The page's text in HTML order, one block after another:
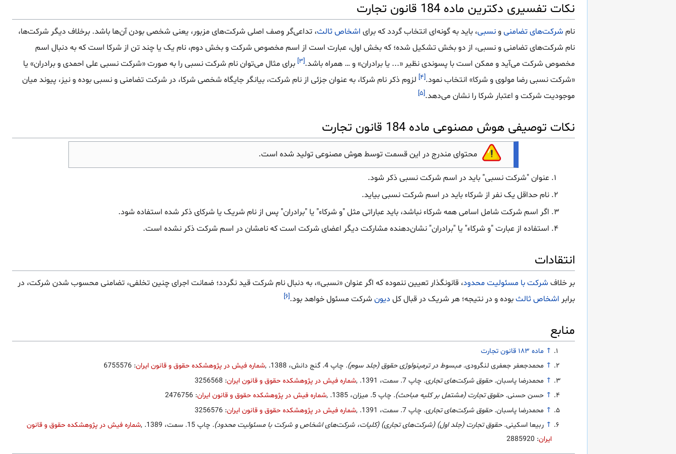
نکات تفسیری دکترین ماده 184 قانون تجارت
نام شرکت‌های تضامنی ونسبی، باید به گونه‌ای انتخاب گردد که برای اشخاص ثالث، تداعی‌گر وصف اصلی شرکت‌های مزبور، یعنی شخصی بودن آن‌ها باشد. برخلاف دیگر شرکت‌ها،
نام شرکت‌های تضامنی و نسبی، از دو بخش تشکیل شده؛ که بخش اول، عبارت است از اسم مخصوص شرکت و بخش دوم، نام یک یا چند تن از شرکا است که به دنبال اسم
مخصوص شرکت می‌آید و ممکن است با پسوندی نظیر «... یا برادران» و … همراه باشد.[۳]
برای مثال می‌توان نام شرکت نسبی را به صورت «شرکت نسبی علی احمدی و برادران» یا
«شرکت نسبی رضا مولوی و شرکا» انتخاب نمود.[۴]
لزوم ذکر نام شرکا، به عنوان جزئی از نام شرکت، بیانگر جایگاه شخصی شرکا، در شرکت تضامنی و نسبی بوده و نیز، پیوند میان
موجودیت شرکت و اعتبار شرکا را نشان می‌دهد.[۵]
نکات توصیفی هوش مصنوعی ماده 184 قانون تجارت
محتوای مندرج در این قسمت توسط هوش مصنوعی تولید شده است.
عنوان "شرکت نسبی" باید در اسم شرکت نسبی ذکر شود.
نام حداقل یک نفر از شرکاء باید در اسم شرکت نسبی بیاید.
اگر اسم شرکت شامل اسامی همه شرکاء نباشد، باید عباراتی مثل "و شرکاء" یا "برادران" پس از نام شریک یا شرکای ذکر شده استفاده شود.
استفاده از عبارت "و شرکاء" یا "برادران" نشان‌دهنده مشارکت دیگر اعضای شرکت است که نامشان در اسم شرکت ذکر نشده است.
انتقادات
بر خلاف شرکت با مسئولیت محدود، قانونگذار تعیین ننموده که اگر عنوان «نسبی»، به دنبال نام شرکت قید نگردد؛ ضمانت اجرای چنین تخلفی، تضامنی محسوب شدن شرکت، در
برابر اشخاص ثالثبوده و در نتیجه؛ هر شریک در قبال کل دیون شرکت مسئول خواهد بود.[۶]
منابع
↑ ماده ۱۸۳ قانون تجارت
↑ محمدجعفر جعفری لنگرودی.مبسوط در ترمینولوژی حقوق (جلد سوم). چاپ 4. گنج دانش، 1388. ,شماره فیش در پژوهشکده حقوق و قانون ایران: 6755576
↑ محمدرضا پاسبان.حقوق شرکت‌های تجاری. چاپ 7. سمت، 1391. ,شماره فیش در پژوهشکده حقوق و قانون ایران: 3256568
↑ حسن حسنی.حقوق تجارت (مشتمل بر کلیه مباحث). چاپ 5. میزان، 1385. ,شماره فیش در پژوهشکده حقوق و قانون ایران: 2476756
↑ محمدرضا پاسبان.حقوق شرکت‌های تجاری. چاپ 7. سمت، 1391. ,شماره فیش در پژوهشکده حقوق و قانون ایران: 3256576
↑ ربیعا اسکینی.حقوق تجارت (جلد اول) (شرکت‌های تجاری) (کلیات، شرکت‌های اشخاص و شرکت با مسئولیت محدود). چاپ 15. سمت، 1389. ,شماره فیش در پژوهشکده حقوق و قانون
ایران: 2885920